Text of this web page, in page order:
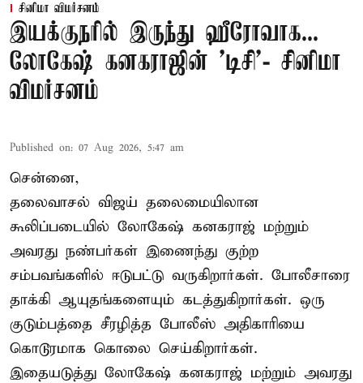
சினிமா விமர்சனம்
இயக்குநரில் இருந்து ஹீரோவாக...
லோகேஷ் கனகராஜின் 'டிசி'- சினிமா
விமர்சனம்
Published on: 07 Aug 2026, 5:47 am
சென்னை,
தலைவாசல் விஜய் தலைமையிலான
கூலிப்படையில் லோகேஷ் கனகராஜ் மற்றும்
அவரது நண்பர்கள் இணைந்து குற்ற
சம்பவங்களில் ஈடுபட்டு வருகிறார்கள். போலீசாரை
தாக்கி ஆயுதங்களையும் கடத்துகிறார்கள். ஒரு
குடும்பத்தை சீரழித்த போலீஸ் அதிகாரியை
கொடூரமாக கொலை செய்கிறார்கள்.
இதையடுத்து லோகேஷ் கனகராஜ் மற்றும் அவரது